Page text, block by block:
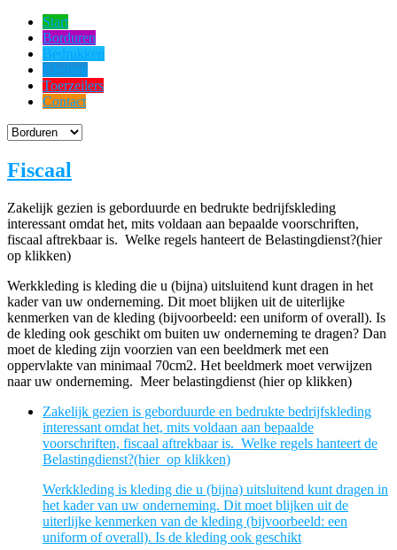
Start
Borduren
Bedrukken
Kleding
Toerzeilers
Contact
Fiscaal
Zakelijk gezien is geborduurde en bedrukte bedrijfskleding
interessant omdat het, mits voldaan aan bepaalde voorschriften,
fiscaal aftrekbaar is. Welke regels hanteert de Belastingdienst?(hier
op klikken)
Werkkleding is kleding die u (bijna) uitsluitend kunt dragen in het
kader van uw onderneming. Dit moet blijken uit de uiterlijke
kenmerken van de kleding (bijvoorbeeld: een uniform of overall). Is
de kleding ook geschikt om buiten uw onderneming te dragen? Dan
moet de kleding zijn voorzien van een beeldmerk met een
oppervlakte van minimaal 70cm2. Het beeldmerk moet verwijzen
naar uw onderneming. Meer belastingdienst (hier op klikken)
Zakelijk gezien is geborduurde en bedrukte bedrijfskleding
interessant omdat het, mits voldaan aan bepaalde
voorschriften, fiscaal aftrekbaar is. Welke regels hanteert de
Belastingdienst?(hier op klikken)
Werkkleding is kleding die u (bijna) uitsluitend kunt dragen in
het kader van uw onderneming. Dit moet blijken uit de
uiterlijke kenmerken van de kleding (bijvoorbeeld: een
uniform of overall). Is de kleding ook geschikt